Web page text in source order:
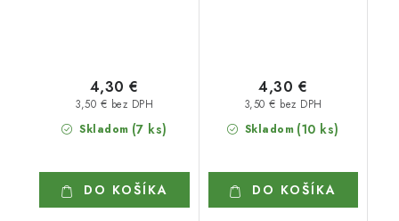
Skladom (7 ks)
3,50 € bez DPH
4,30 €
DO KOŠÍKA
Skladom (10 ks)
3,50 € bez DPH
4,30 €
DO KOŠÍKA